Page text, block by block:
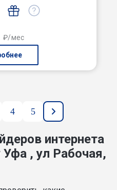
₽/мес
4 5
интернета
, ул Рабочая,